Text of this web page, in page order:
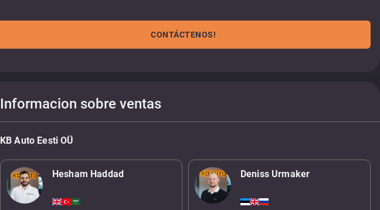
CONTÁCTENOS!
Informacion sobre ventas
KB Auto Eesti OÜ
Hesham Haddad Deniss Urmaker